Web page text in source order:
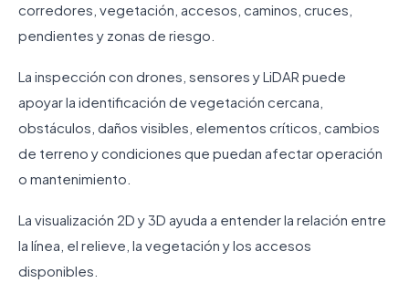
corredores, vegetación, accesos, caminos, cruces,
pendientes y zonas de riesgo.
La inspección con drones, sensores y LiDAR puede
apoyar la identificación de vegetación cercana,
obstáculos, daños visibles, elementos críticos, cambios
de terreno y condiciones que puedan afectar operación
o mantenimiento.
La visualización 2D y 3D ayuda a entender la relación entre
la línea, el relieve, la vegetación y los accesos
disponibles.